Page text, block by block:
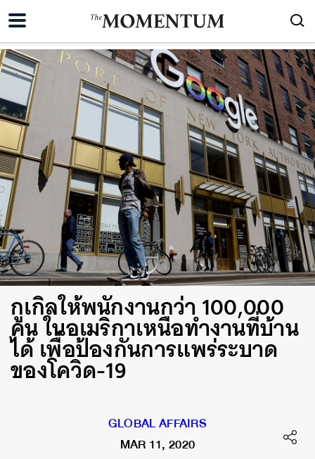
กูเกิลให้พนักงานกว่า 100,000
คน ในอเมริกาเหนือทำงานที่บ้าน
ได้ เพื่อป้องกันการแพร่ระบาด
ของโควิด-19
GLOBAL AFFAIRS
MAR 11, 2020